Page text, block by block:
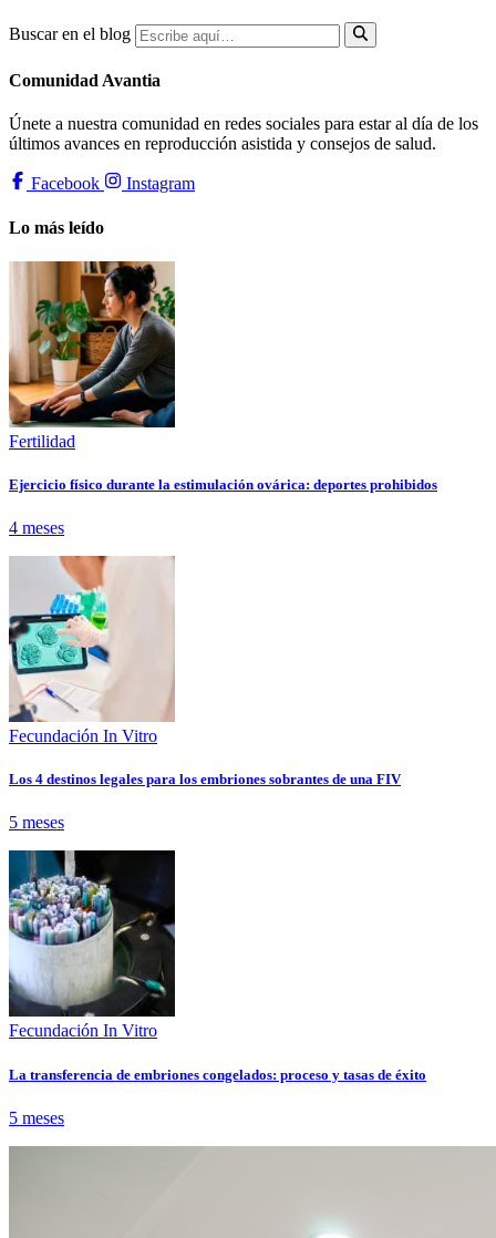
Buscar en el blog
Comunidad Avantia
Únete a nuestra comunidad en redes sociales para estar al día de los
últimos avances en reproducción asistida y consejos de salud.
Facebook Instagram
Lo más leído
Fertilidad
Ejercicio físico durante la estimulación ovárica: deportes prohibidos
4 meses
Fecundación In Vitro
Los 4 destinos legales para los embriones sobrantes de una FIV
5 meses
Fecundación In Vitro
La transferencia de embriones congelados: proceso y tasas de éxito
5 meses